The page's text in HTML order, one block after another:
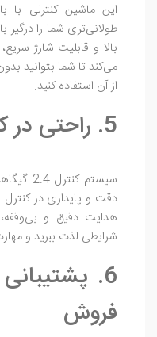
این ماشین کنترلی با
طولانی‌تری شما را
بالا و قابلیت شارژ
می‌کند تا شما بتوانید
از آن استفاده کنید.
5. راحتی در کنترل و هدایت
سیستم
دقت و پایداری در کنترل
هدایت دقیق و
شرایطی لذت ببرید و
6.
فروش